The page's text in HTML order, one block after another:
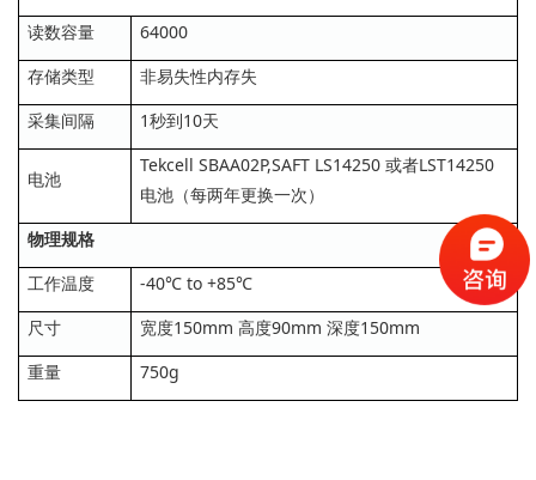
读数容量
64000
存储类型
非易失性内存失
采集间隔
1秒到10天
电池
Tekcell SBAA02P,SAFT LS14250 或者LST14250
电池（每两年更换一次）
物理规格
工作温度
-40℃ to +85℃
尺寸
宽度150mm 高度90mm 深度150mm
重量
750g